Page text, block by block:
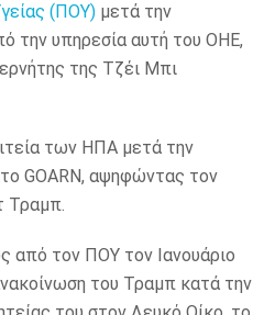
(ΠΟΥ) μετά την
την υπηρεσία αυτή του ΟΗΕ,
της Τζέι Μπι
των ΗΠΑ μετά την
GOARN, αψηφώντας τον
Τραμπ.
τον ΠΟΥ τον Ιανουάριο
του Τραμπ κατά την